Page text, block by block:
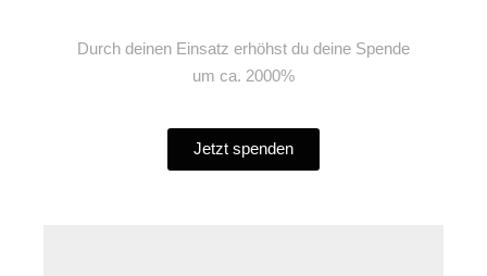
Durch deinen Einsatz erhöhst du deine Spende
um ca. 2000%
Jetzt spenden